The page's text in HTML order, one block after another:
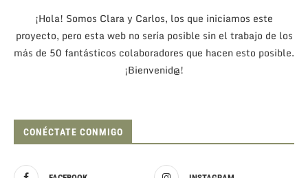
¡Hola! Somos Clara y Carlos, los que iniciamos este
proyecto, pero esta web no sería posible sin el trabajo de los
más de 50 fantásticos colaboradores que hacen esto posible.
¡Bienvenid@!
CONÉCTATE CONMIGO